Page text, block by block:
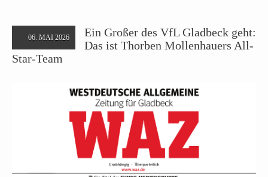
06. MAI 2026
Ein Großer des VfL Gladbeck geht:
Das ist Thorben Mollenhauers All-
Star-Team